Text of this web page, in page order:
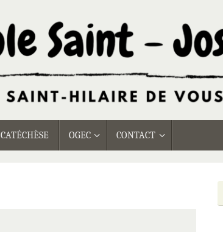
CATÉCHÈSE OGEC CONTACT